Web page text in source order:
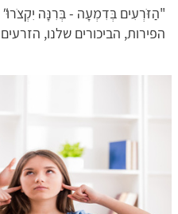
"הַזֹּרְעִים בְּדִמְעָה - בְּרִנָּה יִקְצֹרוּ"
הפירות, הביכורים שלנו,